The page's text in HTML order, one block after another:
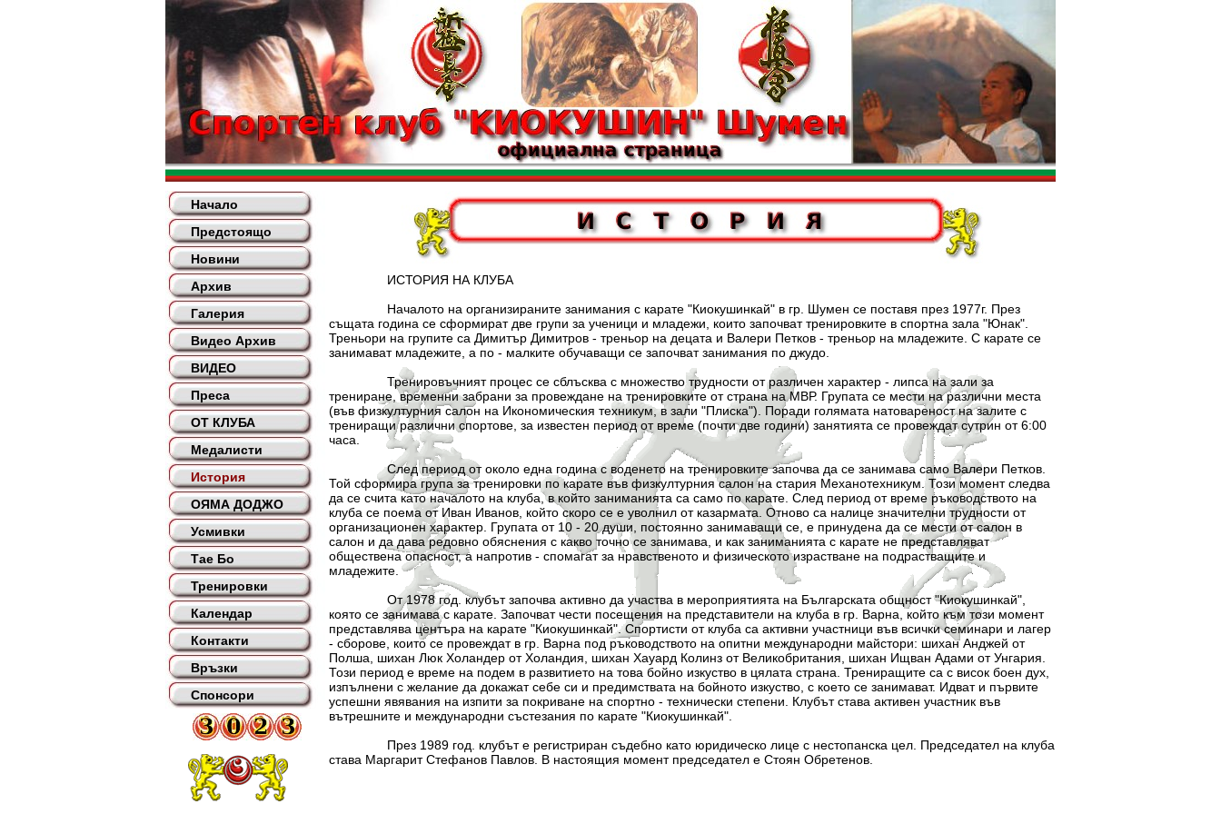
Начало
Предстоящо
Новини
Архив
Галерия
Видео Архив
ВИДЕО
Преса
ОТ КЛУБА
Медалисти
История
ОЯМА ДОДЖО
Усмивки
Тае Бо
Тренировки
Календар
Контакти
Връзки
Спонсори
ИСТОРИЯ НА КЛУБА
Началото на организираните занимания с карате "Киокушинкай" в гр. Шумен се поставя през 1977г. През
същата година се сформират две групи за ученици и младежи, които започват тренировките в спортна зала "Юнак".
Треньори на групите са Димитър Димитров - треньор на децата и Валери Петков - треньор на младежите. С карате се
занимават младежите, а по - малките обучаващи се започват занимания по джудо.
Тренировъчният процес се сблъсква с множество трудности от различен характер - липса на зали за
трениране, временни забрани за провеждане на тренировките от страна на МВР. Групата се мести на различни места
(във физкултурния салон на Икономическия техникум, в зали "Плиска"). Поради голямата натовареност на залите с
трениращи различни спортове, за известен период от време (почти две години) занятията се провеждат сутрин от 6:00
часа.
След период от около една година с воденето на тренировките започва да се занимава само Валери Петков.
Той сформира група за тренировки по карате във физкултурния салон на стария Механотехникум. Този момент следва
да се счита като началото на клуба, в който заниманията са само по карате. След период от време ръководството на
клуба се поема от Иван Иванов, който скоро се е уволнил от казармата. Отново са налице значителни трудности от
организационен характер. Групата от 10 - 20 души, постоянно занимаващи се, е принудена да се мести от салон в
салон и да дава редовно обяснения с какво точно се занимава, и как заниманията с карате не представляват
обществена опасност, а напротив - спомагат за нравственото и физическото израстване на подрастващите и
младежите.
От 1978 год. клубът започва активно да участва в мероприятията на Българската общност "Киокушинкай",
която се занимава с карате. Започват чести посещения на представители на клуба в гр. Варна, който към този момент
представлява центъра на карате "Киокушинкай". Спортисти от клуба са активни участници във всички семинари и лагер
- сборове, които се провеждат в гр. Варна под ръководството на опитни международни майстори: шихан Анджей от
Полша, шихан Люк Холандер от Холандия, шихан Хауард Колинз от Великобритания, шихан Ищван Адами от Унгария.
Този период е време на подем в развитието на това бойно изкуство в цялата страна. Трениращите са с висок боен дух,
изпълнени с желание да докажат себе си и предимствата на бойното изкуство, с което се занимават. Идват и първите
успешни явявания на изпити за покриване на спортно - технически степени. Клубът става активен участник във
вътрешните и международни състезания по карате "Киокушинкай".
През 1989 год. клубът е регистриран съдебно като юридическо лице с нестопанска цел. Председател на клуба
става Маргарит Стефанов Павлов. В настоящия момент председател е Стоян Обретенов.